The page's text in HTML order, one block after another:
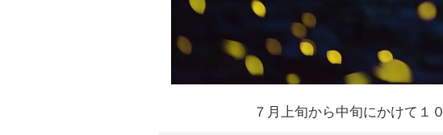
７月上旬から中旬にかけて１